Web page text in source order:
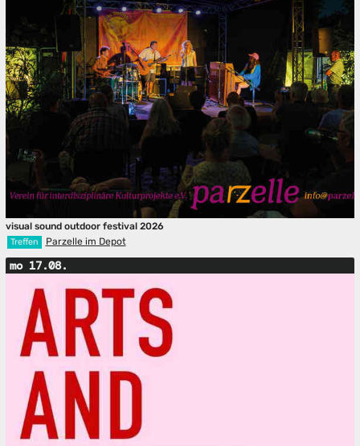
visual sound outdoor festival 2026
Treffen Parzelle im Depot
mo 17.08.